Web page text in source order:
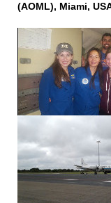
(AOML), Miami,